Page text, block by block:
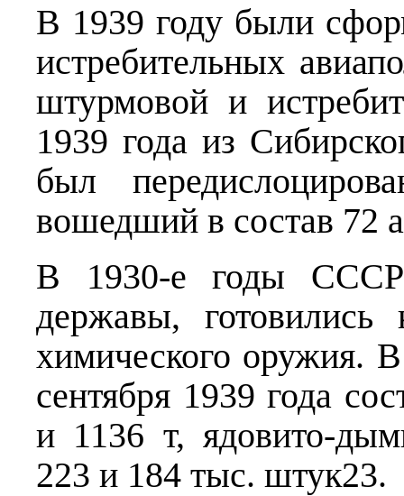
В 1939 году были
истребительных
штурмовой и
1939 года из
был
вошедший в состав
В 1930-е годы
державы,
химического оружия.
сентября 1939 года
и 1136 т, ядовито-
223 и 184 тыс. штук23.